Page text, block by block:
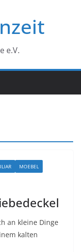
e.V.
MOEBEL
an kleine Dinge
kalten